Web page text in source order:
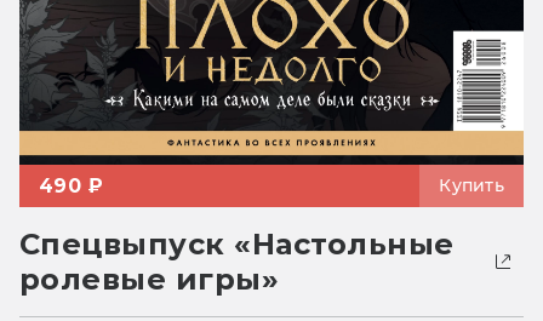
490 ₽ Купить
Спецвыпуск «Настольные
ролевые игры»